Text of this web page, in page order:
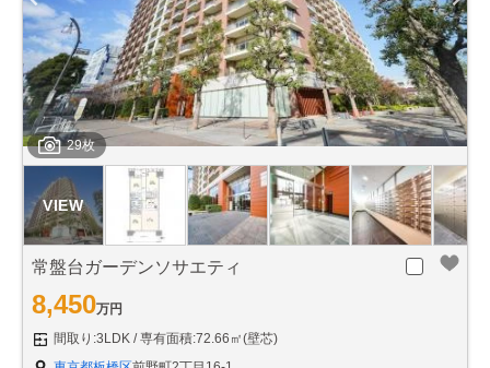
29枚
常盤台ガーデンソサエティ
8,450万円
間取り:3LDK
専有面積:72.66㎡(壁芯)